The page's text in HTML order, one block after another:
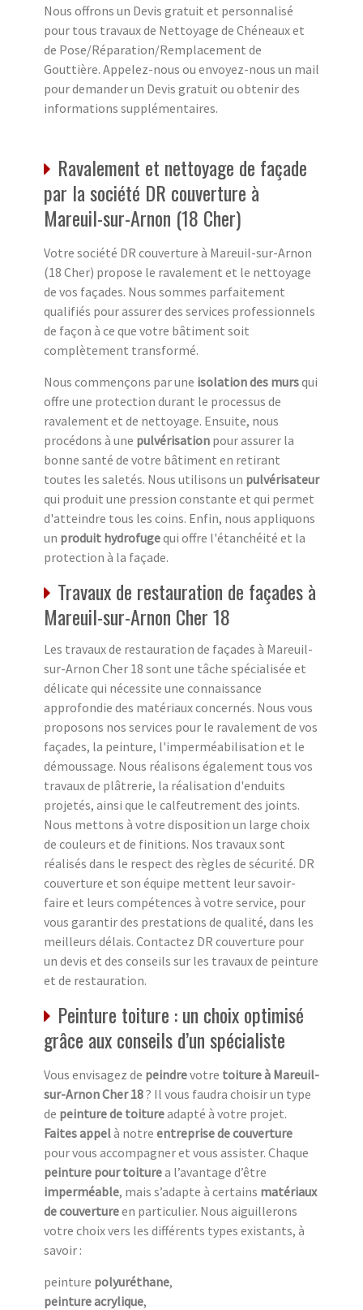
Nous offrons un Devis gratuit et personnalisé
pour tous travaux de Nettoyage de Chéneaux et
de Pose/Réparation/Remplacement de
Gouttière. Appelez-nous ou envoyez-nous un mail
pour demander un Devis gratuit ou obtenir des
informations supplémentaires.
Ravalement et nettoyage de façade
par la société DR couverture à
Mareuil-sur-Arnon (18 Cher)
Votre société DR couverture à Mareuil-sur-Arnon
(18 Cher) propose le ravalement et le nettoyage
de vos façades. Nous sommes parfaitement
qualifiés pour assurer des services professionnels
de façon à ce que votre bâtiment soit
complètement transformé.
Nous commençons par une isolation des mursqui
offre une protection durant le processus de
ravalement et de nettoyage. Ensuite, nous
procédons à une pulvérisation pour assurer la
bonne santé de votre bâtiment en retirant
toutes les saletés. Nous utilisons un pulvérisateur
qui produit une pression constante et qui permet
d'atteindre tous les coins. Enfin, nous appliquons
un produit hydrofugequi offre l'étanchéité et la
protection à la façade.
Travaux de restauration de façades à
Mareuil-sur-Arnon Cher 18
Les travaux de restauration de façades à Mareuil-
sur-Arnon Cher 18 sont une tâche spécialisée et
délicate qui nécessite une connaissance
approfondie des matériaux concernés. Nous vous
proposons nos services pour le ravalement de vos
façades, la peinture, l'imperméabilisation et le
démoussage. Nous réalisons également tous vos
travaux de plâtrerie, la réalisation d'enduits
projetés, ainsi que le calfeutrement des joints.
Nous mettons à votre disposition un large choix
de couleurs et de finitions. Nos travaux sont
réalisés dans le respect des règles de sécurité. DR
couverture et son équipe mettent leur savoir-
faire et leurs compétences à votre service, pour
vous garantir des prestations de qualité, dans les
meilleurs délais. Contactez DR couverture pour
un devis et des conseils sur les travaux de peinture
et de restauration.
Peinture toiture : un choix optimisé
grâce aux conseils d’un spécialiste
Vous envisagez de peindrevotre toiture à Mareuil-
sur-Arnon Cher 18? Il vous faudra choisir un type
de peinture de toitureadapté à votre projet.
Faites appelà notre entreprise de couverture
pour vous accompagner et vous assister. Chaque
peinture pour toiturea l’avantage d’être
imperméable, mais s’adapte à certains matériaux
de couvertureen particulier. Nous aiguillerons
votre choix vers les différents types existants, à
savoir :
peinture polyuréthane,
peinture acrylique,